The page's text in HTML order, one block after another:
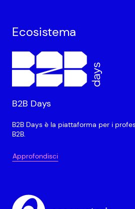
Ecosistema
B2B Days
B2B Days è la piattaforma per i
B2B.
Approfondisci